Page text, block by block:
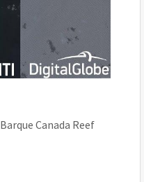
Barque Canada Reef